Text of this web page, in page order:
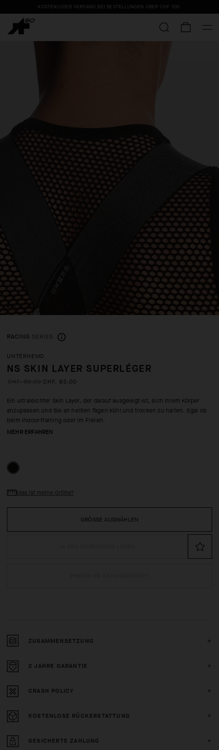
KOSTENLOSER VERSAND BEI BESTELLUNGEN ÜBER CHF 100.
RACING SERIES
UNTERHEMD
NS SKIN LAYER SUPERLÉGER
CHF. 63.00
Ein ultraleichter Skin Layer, der darauf ausgelegt ist, sich Ihrem Körper
anzupassen und Sie an heißen Tagen kühl und trocken zu halten. Egal ob
beim Indoor-Training oder im Freien.
MEHR ERFAHREN
GRÖSSE AUSWÄHLEN
Was ist meine Größe?
ZUSAMMENSETZUNG
2 JAHRE GARANTIE
CRASH POLICY
KOSTENLOSE RÜCKERSTATTUNG
GESICHERTE ZAHLUNG